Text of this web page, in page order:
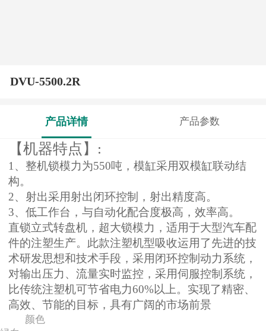
DVU-5500.2R
产品详情 产品参数
【机器特点】:
1 、整机锁模力为550吨，模缸采用双模缸联动结
构。
2、射出采用射出闭环控制，射出精度高。
3、低工作台，与自动化配合度极高，效率高。
直锁立式转盘机，超大锁模力，适用于大型汽车配
件的注塑生产。此款注塑机型吸收运用了先进的技
术研发思想和技术手段，采用闭环控制动力系统，
对输出压力、流量实时监控，采用伺服控制系统，
比传统注塑机可节省电力60%以上。实现了精密、
高效、节能的目标，具有广阔的市场前景
颜色